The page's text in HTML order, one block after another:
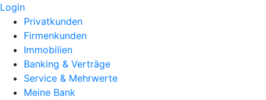
Login
Privatkunden
Firmenkunden
Immobilien
Banking & Verträge
Service & Mehrwerte
Meine Bank